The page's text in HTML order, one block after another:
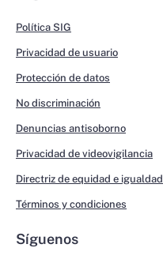
Política SIG
Privacidad de usuario
Protección de datos
No discriminación
Denuncias antisoborno
Privacidad de videovigilancia
Directriz de equidad e igualdad
Términos y condiciones
Síguenos